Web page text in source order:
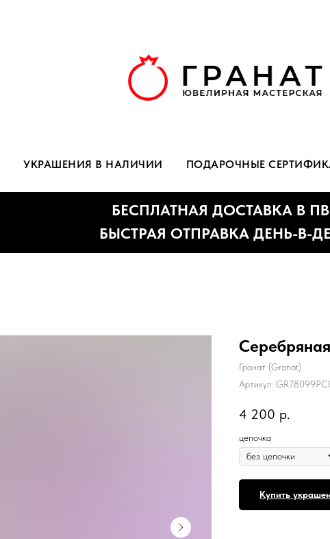
УКРАШЕНИЯ В НАЛИЧИИ ПОДАРОЧНЫЕ
БЫСТРАЯ ОТПРАВКА ДЕНЬ-В-ДЕНЬ
Гранат (Granat)
Артикул:
4 200 р.
цепочка
Купить